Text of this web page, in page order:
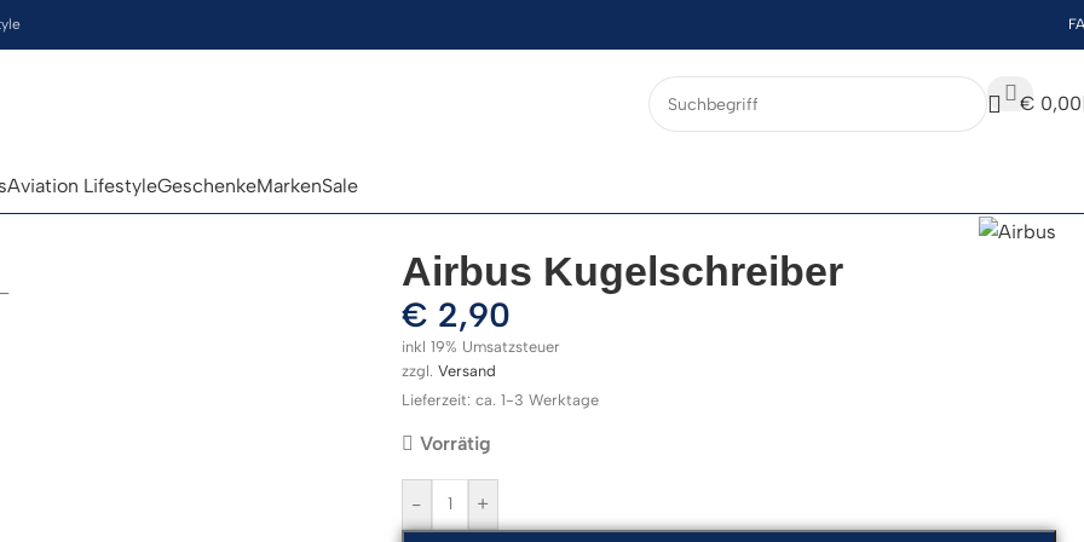
€ 0,00
Aviation LifestyleGeschenkeMarkenSale
Airbus Kugelschreiber
€ 2,90
inkl 19% Umsatzsteuer
zzgl. Versand
Lieferzeit: ca. 1-3 Werktage
Vorrätig
- +